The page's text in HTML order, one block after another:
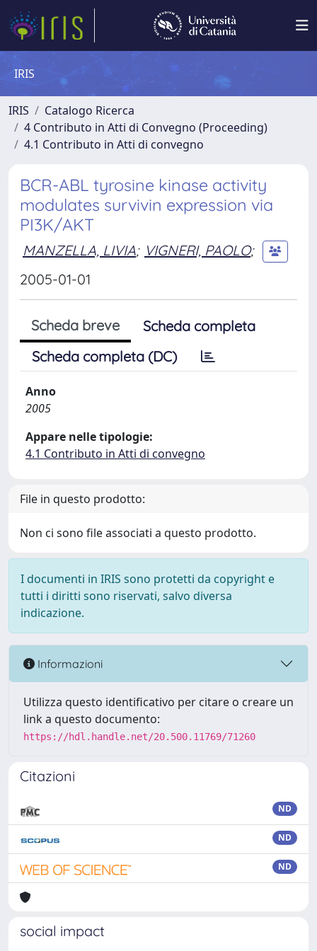
IRIS
IRIS
Catalogo Ricerca
4 Contributo in Atti di Convegno (Proceeding)
4.1 Contributo in Atti di convegno
BCR-ABL tyrosine kinase activity
modulates survivin expression via
PI3K/AKT
MANZELLA, LIVIA; VIGNERI, PAOLO;
2005-01-01
Scheda breve
Scheda completa
Scheda completa (DC)
Anno
2005
Appare nelle tipologie:
4.1 Contributo in Atti di convegno
File in questo prodotto:
Non ci sono file associati a questo prodotto.
I documenti in IRIS sono protetti da copyright e
tutti i diritti sono riservati, salvo diversa
indicazione.
Informazioni
Utilizza questo identificativo per citare o creare un
link a questo documento:
https://hdl.handle.net/20.500.11769/71260
Citazioni
ND
ND
ND
social impact